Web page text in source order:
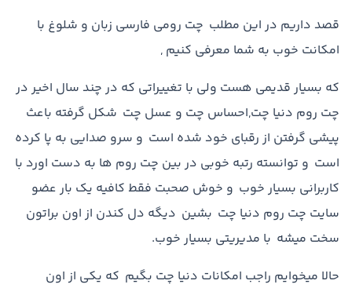
قصد داریم در این مطلب چت رومی فارسی زبان و شلوغ با
امکانت خوب به شما معرفی کنیم ,
که بسیار قدیمی هست ولی با تغییراتی که در چند سال اخیر در
چت روم دنیا چت,احساس چت و عسل چت شکل گرفته باعث
پیشی گرفتن از رقبای خود شده است و سرو صدایی به پا کرده
است و توانسته رتبه خوبی در بین چت روم ها به دست اورد با
کاربرانی بسیار خوب و خوش صحبت فقط کافیه یک بار عضو
سایت چت روم دنیا چت بشین دیگه دل کندن از اون براتون
سخت میشه با مدیریتی بسیار خوب.
حالا میخوایم راجب امکانات دنیا چت بگیم که یکی از اون